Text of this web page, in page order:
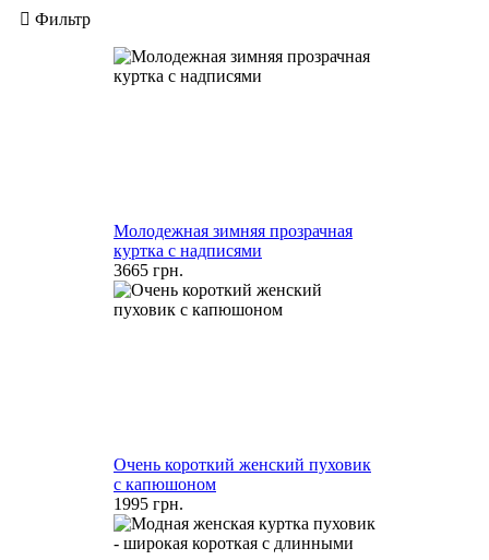
Фильтр
Молодежная зимняя прозрачная
куртка с надписями
3665 грн.
Очень короткий женский пуховик
с капюшоном
1995 грн.